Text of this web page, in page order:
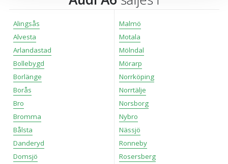
cookies och samtycker till att vi mäter och delar
information om din användning av webbplatsen med våra
partners. För att ändra vilka typer av cookies vi använder
klickar du på Anpassa. Du kan alltid ändra dina
inställningar för cookies.
Alingsås
Alvesta
Arlandastad
Bollebygd
Borlänge
Borås
Bro
Bromma
Bålsta
Danderyd
Domsjö
Malmö
Motala
Mölndal
Mörarp
Norrköping
Norrtälje
Norsborg
Nybro
Nässjö
Ronneby
Rosersberg